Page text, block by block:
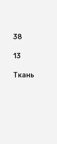
38
13
Ткань